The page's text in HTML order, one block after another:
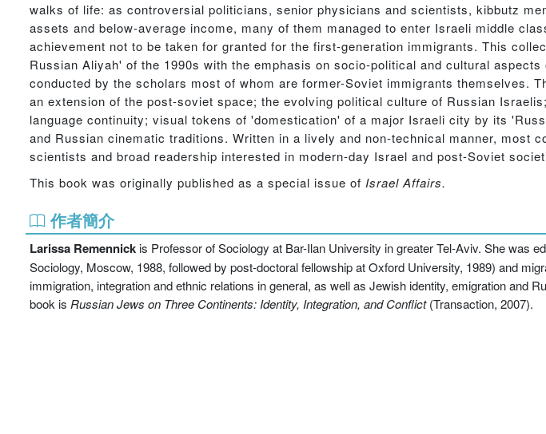
walks of life: as controversial politicians, senior physicians and scientists, kibbutz
assets and below-average income, many of them managed to enter Israeli middle
achievement not to be taken for granted for the first-generation immigrants. This
Russian Aliyah' of the 1990s with the emphasis on socio-political and cultural
conducted by the scholars most of whom are former-Soviet immigrants themselves.
an extension of the post-soviet space; the evolving political culture of Russian
language continuity; visual tokens of 'domestication' of a major Israeli city by its
and Russian cinematic traditions. Written in a lively and non-technical manner, most
scientists and broad readership interested in modern-day Israel and post-Soviet
This book was originally published as a special issue of Israel Affairs.
作者簡介
Larissa Remennickis Professor of Sociology at Bar-Ilan University in greater Tel-Aviv. She was
Sociology, Moscow, 1988, followed by post-doctoral fellowship at Oxford University, 1989) and
immigration, integration and ethnic relations in general, as well as Jewish identity, emigration and
book is Russian Jews on Three Continents: Identity, Integration, and Conflict(Transaction, 2007).